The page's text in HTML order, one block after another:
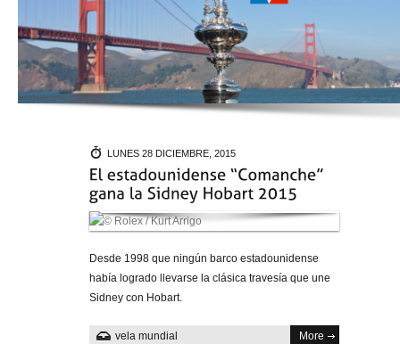
LUNES 28 DICIEMBRE, 2015
Desde 1998 que ningún barco estadounidense
había logrado llevarse la clásica travesía que une
Sidney con Hobart.
vela mundial More